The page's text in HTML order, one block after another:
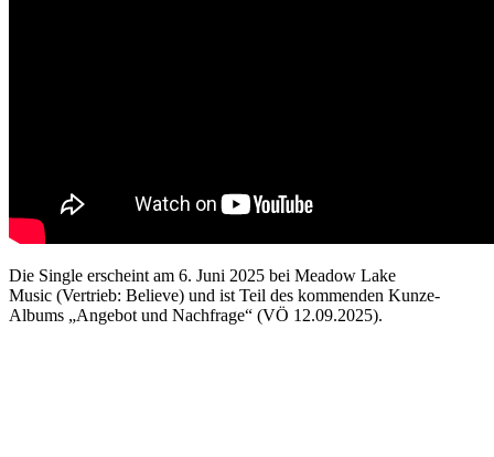
Die Single erscheint am 6. Juni 2025 bei Meadow Lake
Music (Vertrieb: Believe) und ist Teil des kommenden Kunze-
Albums „Angebot und Nachfrage“ (VÖ 12.09.2025).